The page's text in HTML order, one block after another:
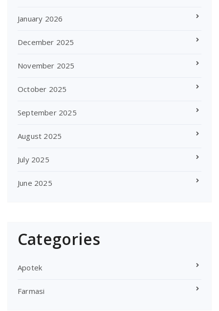
January 2026
December 2025
November 2025
October 2025
September 2025
August 2025
July 2025
June 2025
Categories
Apotek
Farmasi